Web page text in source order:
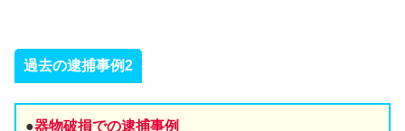
過去の逮捕事例2
●器物破損での逮捕事例